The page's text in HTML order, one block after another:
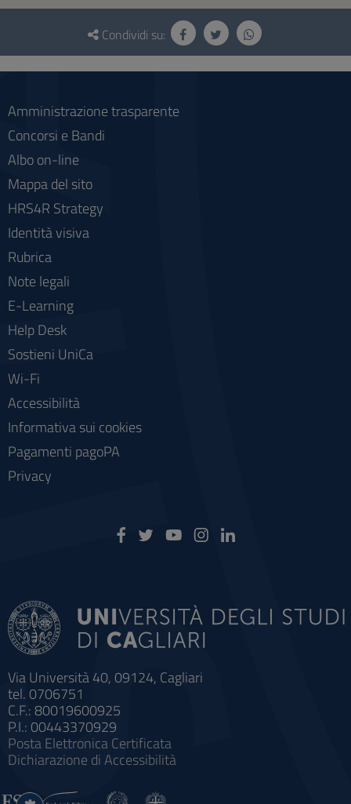
Questionario
social
Condividi su:
Via Università 40, 09124, Cagliari
tel. 0706751
C.F.: 80019600925
P.I.: 00443370929
Posta Elettronica Certificata
Dichiarazione di Accessibilità
Amministrazione trasparente
Concorsi e Bandi
Albo on-line
Mappa del sito
HRS4R Strategy
Identità visiva
Rubrica
Note legali
E-Learning
Help Desk
Sostieni UniCa
Wi-Fi
Accessibilità
Informativa sui cookies
Pagamenti pagoPA
Privacy
Impostazioni